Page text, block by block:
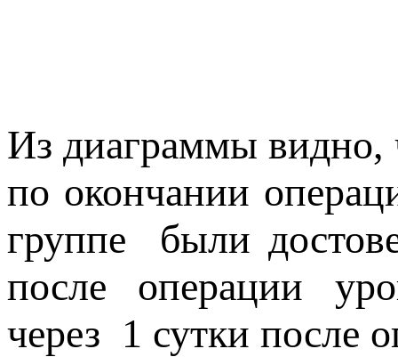
Из диаграммы видно,
по окончании
группе были
после операции
через 1 сутки после